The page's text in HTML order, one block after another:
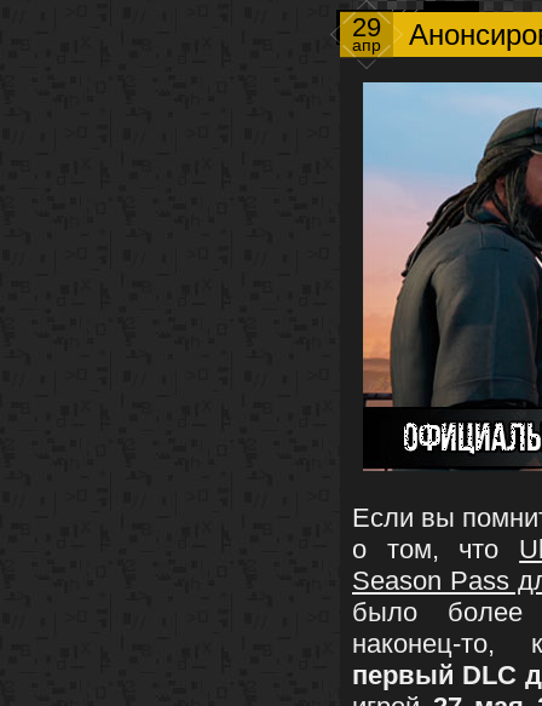
29
апр
Если вы
о том, что
Season Pass
было более
наконец-
первый DLC